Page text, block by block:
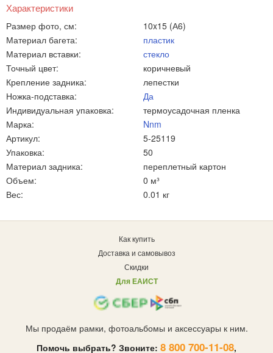
Характеристики
Размер фото, см:
10x15 (А6)
Материал багета:
пластик
Материал вставки:
стекло
Точный цвет:
коричневый
Крепление задника:
лепестки
Ножка-подставка:
Да
Индивидуальная упаковка:
термоусадочная пленка
Марка:
Nnm
Артикул:
5-25119
Упаковка:
50
Материал задника:
переплетный картон
Объем:
0 м³
Вес:
0.01 кг
Как купить
Доставка и самовывоз
Скидки
Для ЕАИСТ
Мы продаём рамки, фотоальбомы и аксессуары к ним.
Помочь выбрать? Звоните: 8 800 700-11-08,